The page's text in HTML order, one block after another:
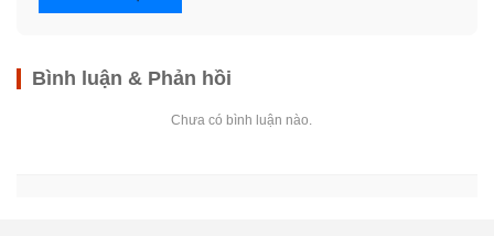
Bình luận & Phản hồi
Chưa có bình luận nào.